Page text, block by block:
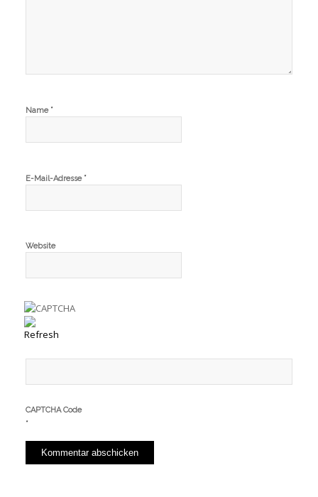
Name *
E-Mail-Adresse *
Website
CAPTCHA Code
*